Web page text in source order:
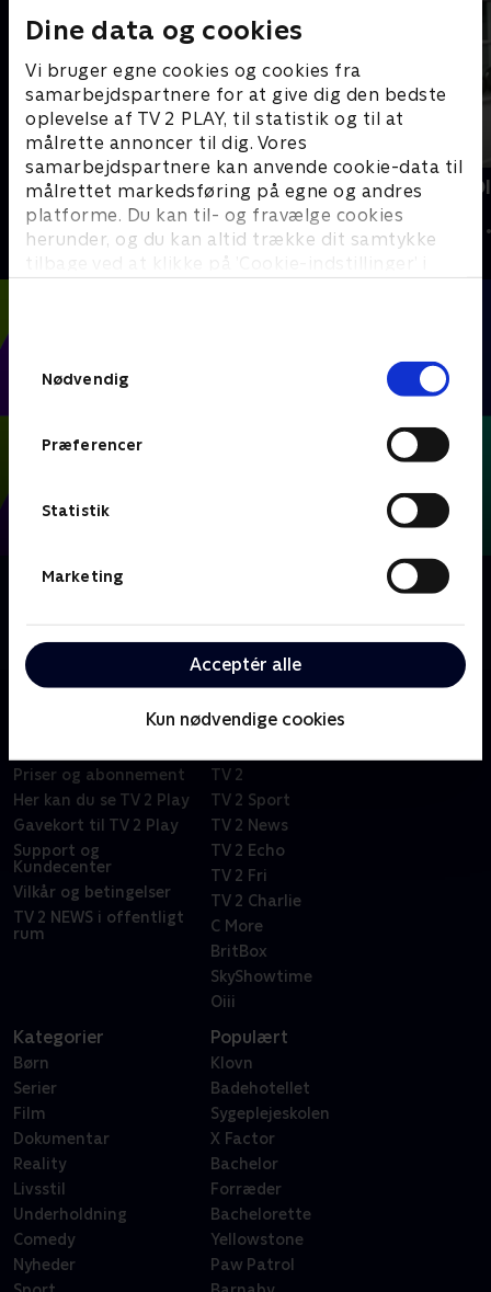
Dine data og cookies
Vi bruger egne cookies og cookies fra
samarbejdspartnere for at give dig den bedste
oplevelse af TV 2 PLAY, til statistik og til at
målrette annoncer til dig. Vores
samarbejdspartnere kan anvende cookie-data til
målrettet markedsføring på egne og andres
platforme. Du kan til- og fravælge cookies
herunder, og du kan altid trække dit samtykke
tilbage ved at klikke på ’Cookie-indstillinger’ i
Nødvendig
Præferencer
Statistik
Marketing
Acceptér alle
Kun nødvendige cookies
Tirsdagstrænerne
Fodbold
Kristoffer
kamp
2024 • Fodbold
Om FIFA VM 2026 - Kampe
USA og Canada.
Priser og abonnement
Her kan du se TV 2 Play
Gavekort til TV 2 Play
Support og
Kundecenter
Vilkår og betingelser
TV 2 NEWS i offentligt
rum
TV 2
TV 2 Sport
TV 2 News
TV 2 Echo
TV 2 Fri
TV 2 Charlie
C More
BritBox
SkyShowtime
Oiii
Kategorier
Børn
Serier
Film
Dokumentar
Reality
Livsstil
Underholdning
Comedy
Nyheder
Populært
Klovn
Badehotellet
Sygeplejeskolen
X Factor
Bachelor
Forræder
Bachelorette
Yellowstone
Paw Patrol